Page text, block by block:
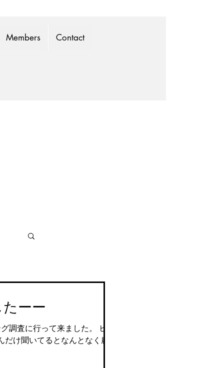
Members Contact
ーー
調査に行って来ました。 ヒアリ
け聞いてるとなんとなく農業の